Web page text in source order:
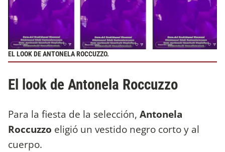
EL LOOK DE ANTONELA ROCCUZZO.
El look de Antonela Roccuzzo
Para la fiesta de la selección, Antonela
Roccuzzo eligió un vestido negro corto y al
cuerpo.